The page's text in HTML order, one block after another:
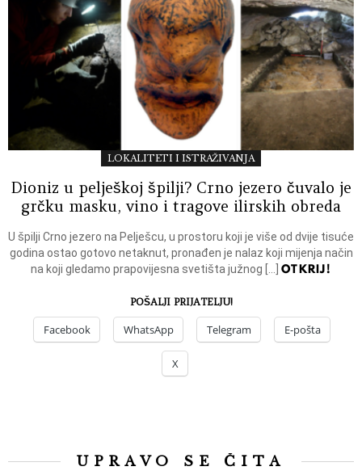
LOKALITETI I ISTRAŽIVANJA
Dioniz u pelješkoj špilji? Crno jezero čuvalo je
grčku masku, vino i tragove ilirskih obreda
U špilji Crno jezero na Pelješcu, u prostoru koji je više od dvije tisuće
godina ostao gotovo netaknut, pronađen je nalaz koji mijenja način
na koji gledamo prapovijesna svetišta južnog […] OTKRIJ!
POŠALJI PRIJATELJU!
Facebook WhatsApp Telegram E-pošta
X
UPRAVO SE ČITA